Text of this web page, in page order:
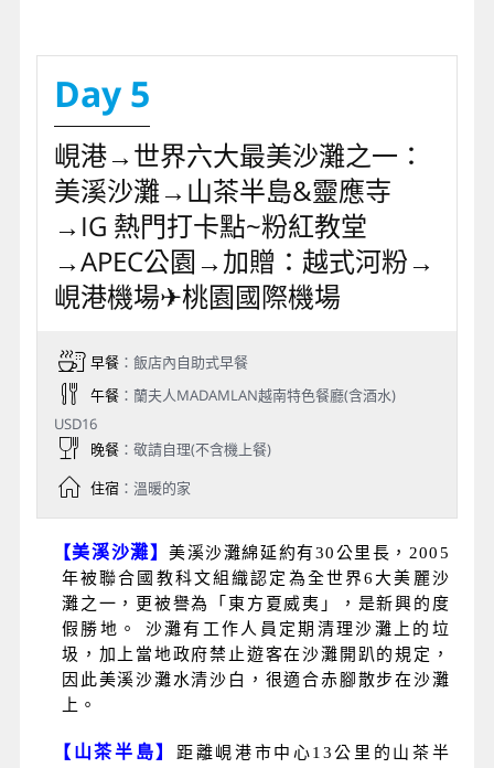
Day 5
峴港→世界六大最美沙灘之一：
美溪沙灘→山茶半島&靈應寺
→IG 熱門打卡點~粉紅教堂
→APEC公園→加贈：越式河粉→
峴港機場✈桃園國際機場
早餐：飯店內自助式早餐
午餐：蘭夫人MADAMLAN越南特色餐廳(含酒水)
USD16
晚餐：敬請自理(不含機上餐)
住宿：溫暖的家
【美溪沙灘】美溪沙灘綿延約有30公里長， 2005
年被聯合國教科文組織認定為全世界6 大美麗沙
灘之一，更被譽為「東方夏威夷」，是新興的度
假勝地。
沙灘有工作人員定期清理沙灘上的垃
圾，加上當地政府禁止遊客在沙灘開趴的規定，
因此美溪沙灘水清沙白，很適合赤腳散步在沙灘
上。
【山茶半島】
距離峴港市中心13公里的山茶半